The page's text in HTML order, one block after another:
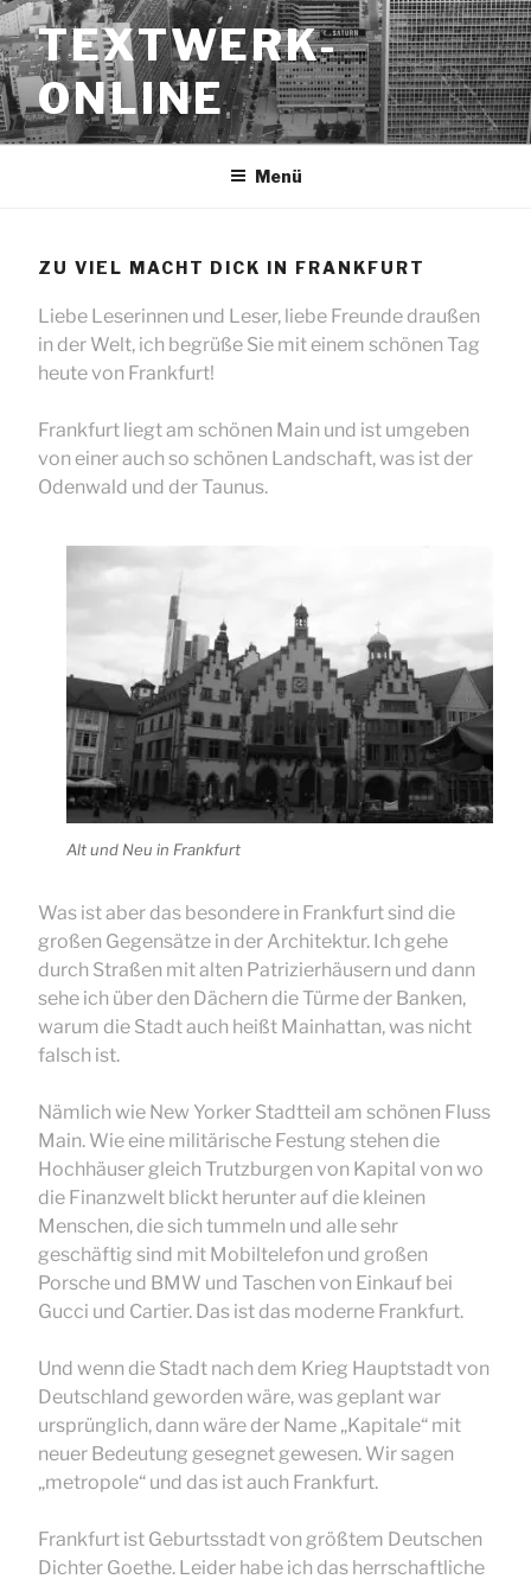
Zum
Inhalt
springenTEXTWERK-
ONLINE
Menü
ZU VIEL MACHT DICK IN FRANKFURT
Liebe Leserinnen und Leser, liebe Freunde draußen
in der Welt, ich begrüße Sie mit einem schönen Tag
heute von Frankfurt!
Frankfurt liegt am schönen Main und ist umgeben
von einer auch so schönen Landschaft, was ist der
Odenwald und der Taunus.
Alt und Neu in Frankfurt
Was ist aber das besondere in Frankfurt sind die
großen Gegensätze in der Architektur. Ich gehe
durch Straßen mit alten Patrizierhäusern und dann
sehe ich über den Dächern die Türme der Banken,
warum die Stadt auch heißt Mainhattan, was nicht
falsch ist.
Nämlich wie New Yorker Stadtteil am schönen Fluss
Main. Wie eine militärische Festung stehen die
Hochhäuser gleich Trutzburgen von Kapital von wo
die Finanzwelt blickt herunter auf die kleinen
Menschen, die sich tummeln und alle sehr
geschäftig sind mit Mobiltelefon und großen
Porsche und BMW und Taschen von Einkauf bei
Gucci und Cartier. Das ist das moderne Frankfurt.
Und wenn die Stadt nach dem Krieg Hauptstadt von
Deutschland geworden wäre, was geplant war
ursprünglich, dann wäre der Name „Kapitale“ mit
neuer Bedeutung gesegnet gewesen. Wir sagen
„metropole“ und das ist auch Frankfurt.
Frankfurt ist Geburtsstadt von größtem Deutschen
Dichter Goethe. Leider habe ich das herrschaftliche